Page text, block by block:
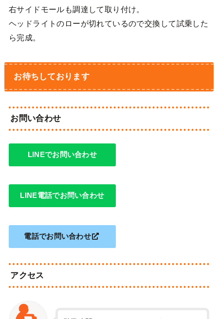
右サイドモールも調達して取り付け。
ヘッドライトのローが切れているので交換して試乗した
ら完成。
お待ちしております
お問い合わせ
LINEでお問い合わせ
LINE電話でお問い合わせ
電話でお問い合わせ
アクセス